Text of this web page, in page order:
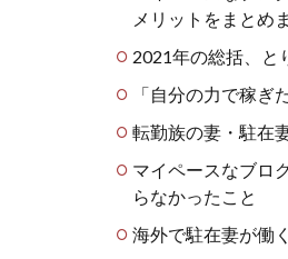
メリットをまとめ
2021年の総括、と
「自分の力で稼
転勤族の妻・駐在
マイペースなブ
らなかったこと
海外で駐在妻が働